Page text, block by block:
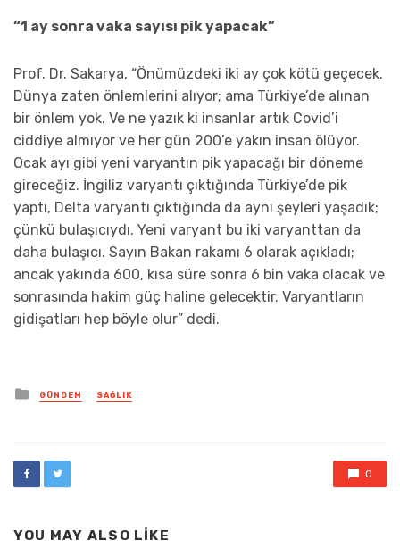
“1 ay sonra vaka sayısı pik yapacak”
Prof. Dr. Sakarya, “Önümüzdeki iki ay çok kötü geçecek.
Dünya zaten önlemlerini alıyor; ama Türkiye’de alınan
bir önlem yok. Ve ne yazık ki insanlar artık Covid’i
ciddiye almıyor ve her gün 200’e yakın insan ölüyor.
Ocak ayı gibi yeni varyantın pik yapacağı bir döneme
gireceğiz. İngiliz varyantı çıktığında Türkiye’de pik
yaptı, Delta varyantı çıktığında da aynı şeyleri yaşadık;
çünkü bulaşıcıydı. Yeni varyant bu iki varyanttan da
daha bulaşıcı. Sayın Bakan rakamı 6 olarak açıkladı;
ancak yakında 600, kısa süre sonra 6 bin vaka olacak ve
sonrasında hakim güç haline gelecektir. Varyantların
gidişatları hep böyle olur” dedi.
Posted
in
GÜNDEM SAĞLIK
0
YOU MAY ALSO LIKE